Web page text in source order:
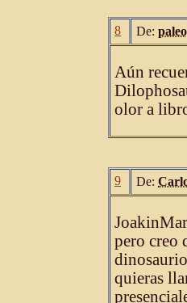
8 De:
Aún
olor a
9 De:
pero creo
quieras